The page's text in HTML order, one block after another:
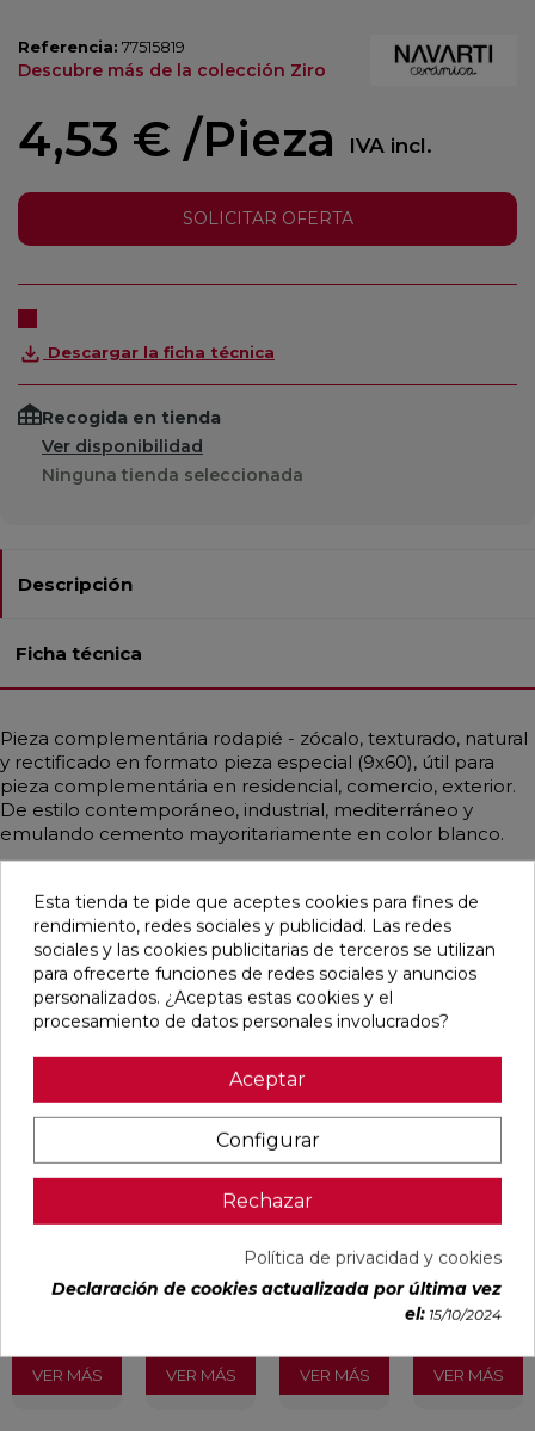
Referencia: 77515819
Descubre más de la colección Ziro
4,53 € /Pieza IVA incl.
SOLICITAR OFERTA
Descargar la ficha técnica
Recogida en tienda
Ver disponibilidad
Ninguna tienda seleccionada
Descripción
Ficha técnica
Pieza complementária rodapié - zócalo, texturado, natural
y rectificado en formato pieza especial (9x60), útil para
pieza complementária en residencial, comercio, exterior.
De estilo contemporáneo, industrial, mediterráneo y
emulando cemento mayoritariamente en color blanco.
Pensamos que te puede interesar
DETROIT
33,3X33,3
77654082
16,87 €
/m²
favorite
VER MÁS
UNIQ MOON
RECTIFICADO
91080476
Colorker
30,13 €
/m²
favorite
VER MÁS
CONCEPT
MOON MATE
29,5X59,5
RECTIFICADO
Ref:
91086931
PVP
32,07 €
/m²
favorite
VER MÁS
CONCEPT
RECTIFICADO
91086932
PVP
32,07 €
/m²
VER MÁS
Esta tienda te pide que aceptes cookies para fines de
rendimiento, redes sociales y publicidad. Las redes
sociales y las cookies publicitarias de terceros se utilizan
para ofrecerte funciones de redes sociales y anuncios
personalizados. ¿Aceptas estas cookies y el
procesamiento de datos personales involucrados?
Aceptar
Configurar
Rechazar
Política de privacidad y cookies
Declaración de cookies actualizada por última vez
el: 15/10/2024